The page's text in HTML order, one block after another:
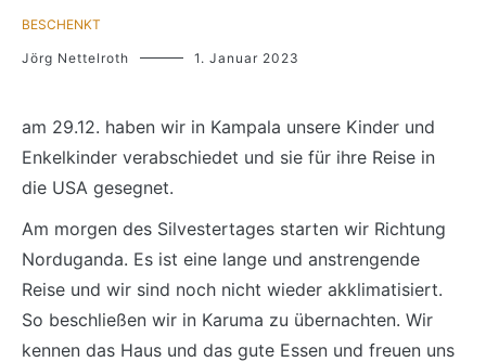
BESCHENKT
Jörg Nettelroth 1. Januar 2023
am 29.12. haben wir in Kampala unsere Kinder und
Enkelkinder verabschiedet und sie für ihre Reise in
die USA gesegnet.
Am morgen des Silvestertages starten wir Richtung
Norduganda. Es ist eine lange und anstrengende
Reise und wir sind noch nicht wieder akklimatisiert.
So beschließen wir in Karuma zu übernachten. Wir
kennen das Haus und das gute Essen und freuen uns